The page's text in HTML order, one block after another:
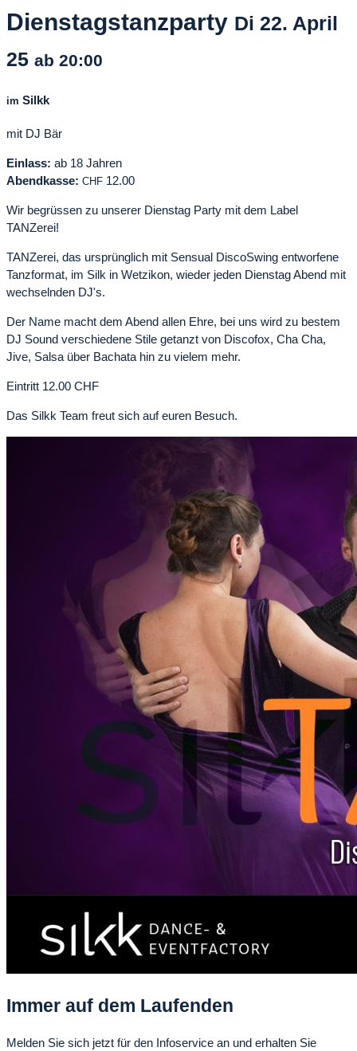
Dienstagstanzparty Di 22. April
25 ab 20:00
im Silkk
mit DJ Bär
Einlass: ab 18 Jahren
Abendkasse: CHF 12.00
Wir begrüssen zu unserer Dienstag Party mit dem Label
TANZerei!
TANZerei, das ursprünglich mit Sensual DiscoSwing entworfene
Tanzformat, im Silk in Wetzikon, wieder jeden Dienstag Abend mit
wechselnden DJ's.
Der Name macht dem Abend allen Ehre, bei uns wird zu bestem
DJ Sound verschiedene Stile getanzt von Discofox, Cha Cha,
Jive, Salsa über Bachata hin zu vielem mehr.
Eintritt 12.00 CHF
Das Silkk Team freut sich auf euren Besuch.
Immer auf dem Laufenden
Melden Sie sich jetzt für den Infoservice an und erhalten Sie